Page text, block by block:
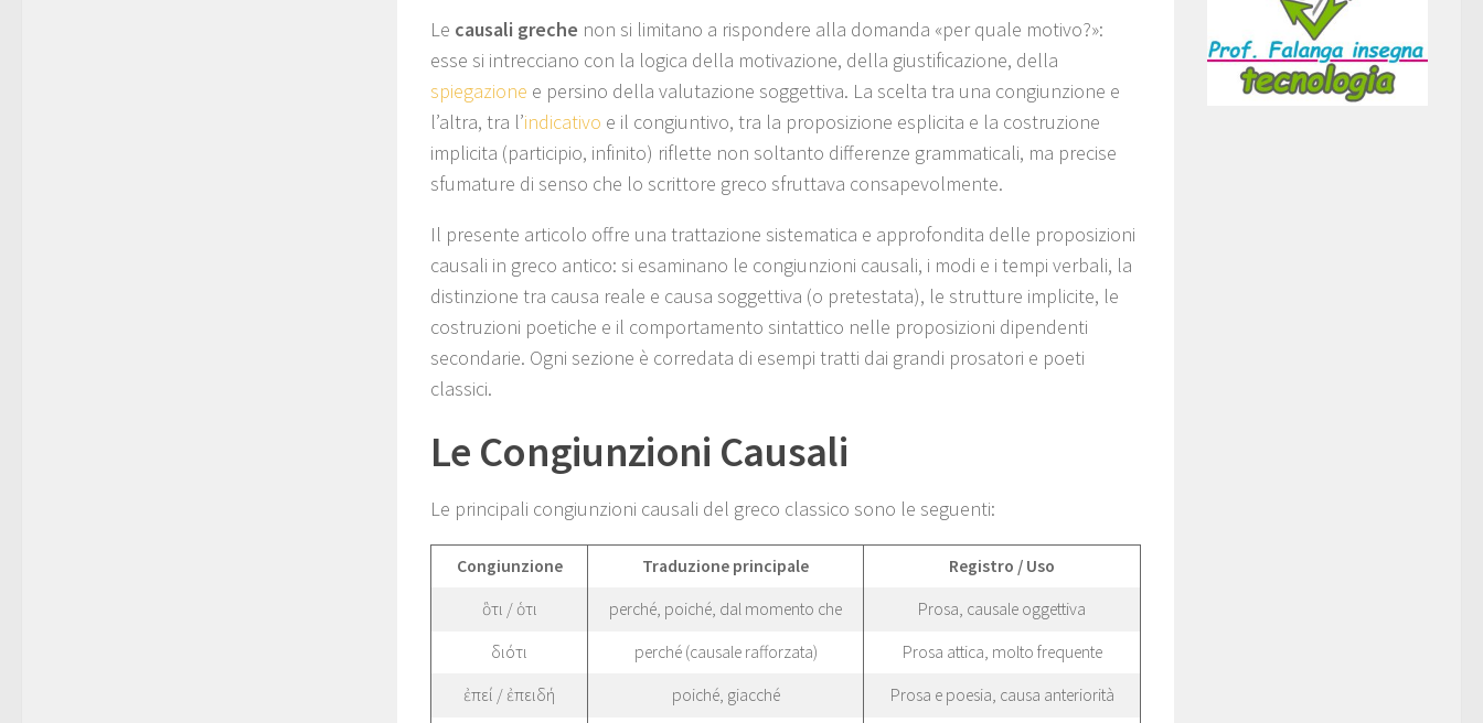
Le causali greche non si limitano a rispondere alla domanda «per quale motivo?»:
esse si intrecciano con la logica della motivazione, della giustificazione, della
spiegazione e persino della valutazione soggettiva. La scelta tra una congiunzione e
l’altra, tra l’indicativo e il congiuntivo, tra la proposizione esplicita e la costruzione
implicita (participio, infinito) riflette non soltanto differenze grammaticali, ma precise
sfumature di senso che lo scrittore greco sfruttava consapevolmente.
Il presente articolo offre una trattazione sistematica e approfondita delle proposizioni
causali in greco antico: si esaminano le congiunzioni causali, i modi e i tempi verbali, la
distinzione tra causa reale e causa soggettiva (o pretestata), le strutture implicite, le
costruzioni poetiche e il comportamento sintattico nelle proposizioni dipendenti
secondarie. Ogni sezione è corredata di esempi tratti dai grandi prosatori e poeti
classici.
Le Congiunzioni Causali
Le principali congiunzioni causali del greco classico sono le seguenti:
Congiunzione Traduzione principale Registro / Uso
ὃτι / ὁτι perché, poiché, dal momento che Prosa, causale oggettiva
διότι perché (causale rafforzata) Prosa attica, molto frequente
ἐπεί / ἐπειδή poiché, giacché Prosa e poesia, causa anteriorità